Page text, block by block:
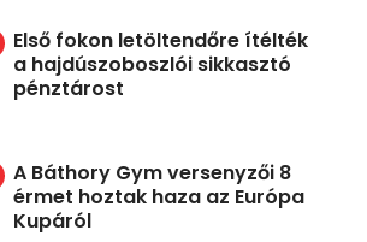
Első fokon letöltendőre ítélték
a hajdúszoboszlói sikkasztó
pénztárost
A Báthory Gym versenyzői 8
érmet hoztak haza az Európa
Kupáról